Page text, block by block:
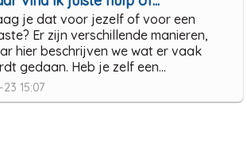
je dat voor jezelf of voor een
Er zijn verschillende manieren,
hier beschrijven we wat er vaak
gedaan. Heb je zelf een...
15:07